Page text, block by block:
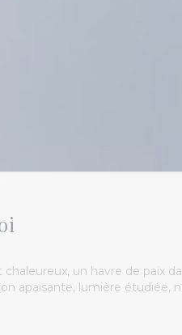
un havre de
apaisante, lumière